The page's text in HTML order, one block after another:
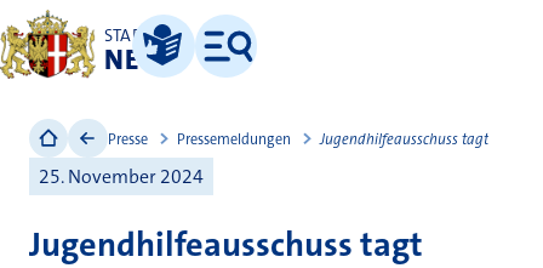
STADT
NEUSS
Leichte Sprache
Menü
Presse Pressemeldungen Jugendhilfeausschuss tagt
25. November 2024
Jugendhilfeausschuss tagt